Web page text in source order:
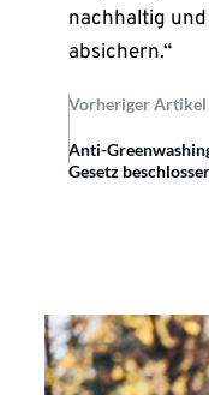
nachhaltig
absichern.“
Vorheriger Artikel
Anti-
Gesetz